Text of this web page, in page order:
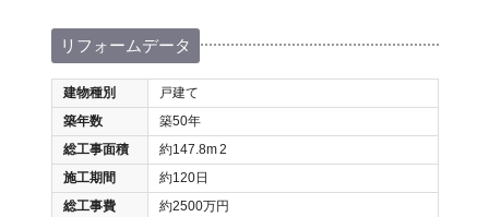
リフォームデータ
建物種別
戸建て
築年数
築50年
総工事面積
約147.8m2
施工期間
約120日
総工事費
約2500万円